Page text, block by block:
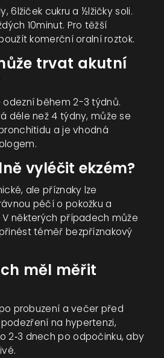
6lžiček cukru a ½lžičky soli.
10minut. Pro těžší
komerční oralní roztok.
trvat akutní
během 2-3 týdnů.
déle než 4 týdny, může se
a je vhodná
vyléčit ekzém?
ale příznaky lze
péčí o pokožku a
některých případech může
téměř bezpříznakový
měl měřit
probuzení a večer před
na hypertenzi,
2‑3 dnech po odpočinku, aby